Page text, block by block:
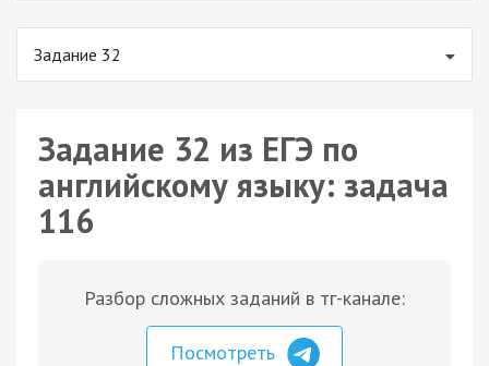
Задание 32
Задание 32 из ЕГЭ по
английскому языку: задача
116
Разбор сложных заданий в тг-канале:
Посмотреть